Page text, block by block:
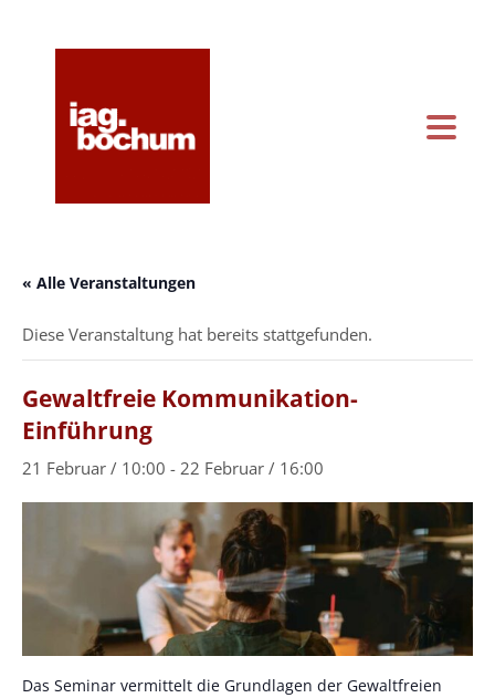
« Alle Veranstaltungen
Diese Veranstaltung hat bereits stattgefunden.
Gewaltfreie Kommunikation-
Einführung
21 Februar / 10:00 - 22 Februar / 16:00
Das Seminar vermittelt die Grundlagen der Gewaltfreien